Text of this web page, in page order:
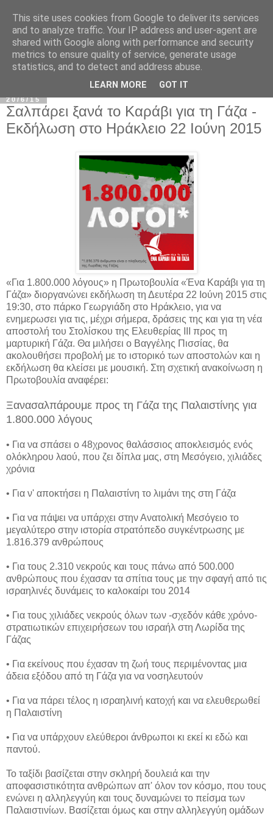
20/6/15
Σαλπάρει ξανά το Καράβι για τη Γάζα -
Εκδήλωση στο Ηράκλειο 22 Ιούνη 2015
«Για 1.800.000 λόγους» η Πρωτοβουλία «Ένα Καράβι για τη
Γάζα» διοργανώνει εκδήλωση τη Δευτέρα 22 Ιούνη 2015 στις
19:30, στο πάρκο Γεωργιάδη στο Ηράκλειο, για να
ενημερωσει για τις, μέχρι σήμερα, δράσεις της και για τη νέα
αποστολή του Στολίσκου της Ελευθερίας ΙΙΙ προς τη
μαρτυρική Γάζα. Θα μιλήσει ο Βαγγέλης Πισσίας, θα
ακολουθήσει προβολή με το ιστορικό των αποστολών και η
εκδήλωση θα κλείσει με μουσική. Στη σχετική ανακοίνωση η
Πρωτοβουλία αναφέρει:
Ξανασαλπάρουμε προς τη Γάζα της Παλαιστίνης για
1.800.000 λόγους
• Για να σπάσει ο 48χρονος θαλάσσιος αποκλεισμός ενός
ολόκληρου λαού, που ζει δίπλα μας, στη Μεσόγειο, χιλιάδες
χρόνια
• Για ν' αποκτήσει η Παλαιστίνη το λιμάνι της στη Γάζα
• Για να πάψει να υπάρχει στην Ανατολική Μεσόγειο το
μεγαλύτερο στην ιστορία στρατόπεδο συγκέντρωσης με
1.816.379 ανθρώπους
• Για τους 2.310 νεκρούς και τους πάνω από 500.000
ανθρώπους που έχασαν τα σπίτια τους με την σφαγή από τις
ισραηλινές δυνάμεις το καλοκαίρι του 2014
• Για τους χιλιάδες νεκρούς όλων των -σχεδόν κάθε χρόνο-
στρατιωτικών επιχειρήσεων του ισραήλ στη Λωρίδα της
Γάζας
• Για εκείνους που έχασαν τη ζωή τους περιμένοντας μια
άδεια εξόδου από τη Γάζα για να νοσηλευτούν
• Για να πάρει τέλος η ισραηλινή κατοχή και να ελευθερωθεί
η Παλαιστίνη
• Για να υπάρχουν ελεύθεροι άνθρωποι κι εκεί κι εδώ και
παντού.
Το ταξίδι βασίζεται στην σκληρή δουλειά και την
αποφασιστικότητα ανθρώπων απ' όλον τον κόσμο, που τους
ενώνει η αλληλεγγύη και τους δυναμώνει το πείσμα των
Παλαιστινίων. Βασίζεται όμως και στην αλληλεγγύη ομάδων
This site uses cookies from Google to deliver its services
and to analyze traffic. Your IP address and user-agent are
shared with Google along with performance and security
metrics to ensure quality of service, generate usage
statistics, and to detect and address abuse.
LEARN MORE GOT IT